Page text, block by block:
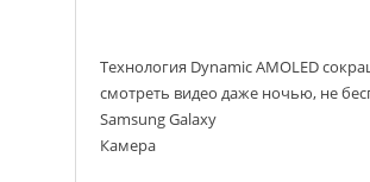
Технология Dynamic AMOLED
смотреть видео даже ночью, не
Samsung Galaxy
Камера